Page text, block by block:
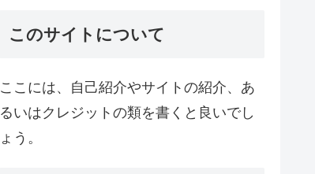
このサイトについて
ここには、自己紹介やサイトの紹介、あ
るいはクレジットの類を書くと良いでし
ょう。